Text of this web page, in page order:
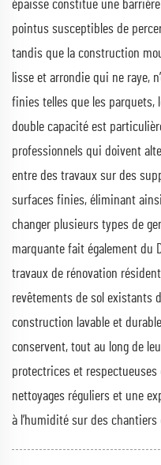
épaisse constitue une
pointus susceptibles de
tandis que la construction
lisse et arrondie qui ne raye,
finies telles que les parquets,
double capacité est
professionnels qui doivent
entre des travaux sur des
surfaces finies, éliminant
changer plusieurs types de
marquante fait également du
travaux de rénovation
revêtements de sol existants
construction lavable et
conservent, tout au long de
protectrices et
nettoyages réguliers et une
à l’humidité sur des chantiers